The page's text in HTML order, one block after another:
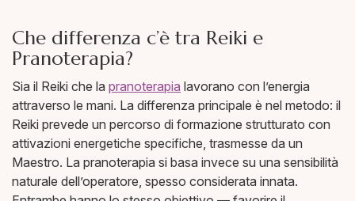
Che differenza c’è tra Reiki e
Pranoterapia?
Sia il Reiki che la pranoterapia lavorano con l’energia
attraverso le mani. La differenza principale è nel metodo: il
Reiki prevede un percorso di formazione strutturato con
attivazioni energetiche specifiche, trasmesse da un
Maestro. La pranoterapia si basa invece su una sensibilità
naturale dell’operatore, spesso considerata innata.